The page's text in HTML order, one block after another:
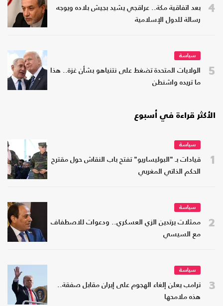
4
بعد اتفاقية مكة.. عراقجي يشيد بجيش بلاده ويوجه
رسالة للدول الإسلامية
5
سياسة
الولايات المتحدة تضغط على نتنياهو بشأن غزة.. هذا
ما تريده واشنطن
الأكثر قراءة في أسبوع
1
سياسة
قيادات بـ "البوليساريو" تفتح باب النقاش حول مقترح
الحكم الذاتي المغربي
2
سياسة
ممثلات يرتدين الزي العسكري.. ودعوات للاصطفاف
مع السيسي
3
سياسة
ترامب يعلن إلغاء الهجوم على إيران مقابل صفقة..
هذه ملامحها